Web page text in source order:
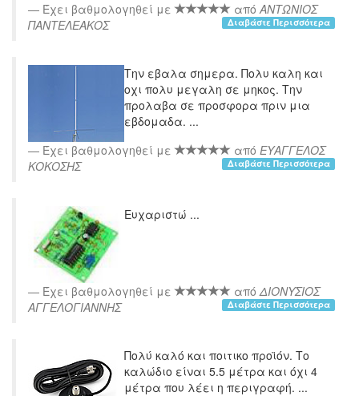
Έχει βαθμολογηθεί με
απόΑΝΤΩΝΙΟΣ
ΠΑΝΤΕΛΕΑΚΟΣ
Διαβάστε Περισσότερα
Την εβαλα σημερα. Πολυ καλη και
οχι πολυ μεγαλη σε μηκος. Την
προλαβα σε προσφορα πριν μια
εβδομαδα. ...
Έχει βαθμολογηθεί με
από ΕΥΑΓΓΕΛΟΣ
ΚΟΚΟΣΗΣ
Διαβάστε Περισσότερα
Ευχαριστώ ...
Έχει βαθμολογηθεί με απόΔΙΟΝΥΣΙΟΣ
ΑΓΓΕΛΟΓΙΑΝΝΗΣ
Διαβάστε Περισσότερα
Πολύ καλό και ποιτικο προϊόν. Το
καλώδιο είναι 5.5 μέτρα και όχι 4
μέτρα που λέει η περιγραφή. ...